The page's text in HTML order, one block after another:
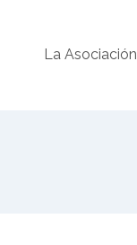
La Asociación